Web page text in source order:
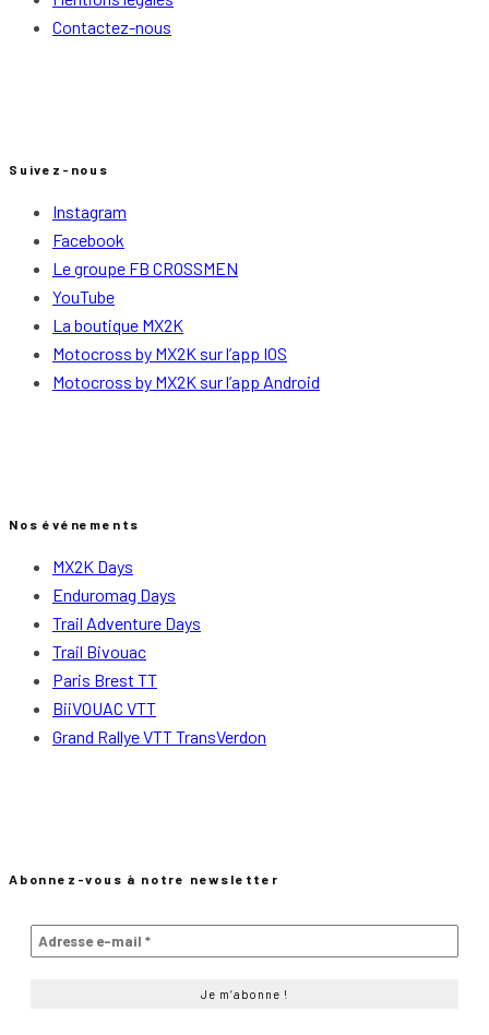
Contactez-nous
Suivez-nous
Instagram
Facebook
Le groupe FB CROSSMEN
YouTube
La boutique MX2K
Motocross by MX2K sur l’app IOS
Motocross by MX2K sur l’app Android
Nos événements
MX2K Days
Enduromag Days
Trail Adventure Days
Trail Bivouac
Paris Brest TT
BiiVOUAC VTT
Grand Rallye VTT TransVerdon
Abonnez-vous à notre newsletter